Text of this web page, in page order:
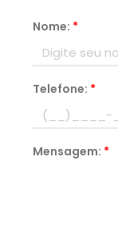
Nome: *
Telefone: *
Mensagem: *